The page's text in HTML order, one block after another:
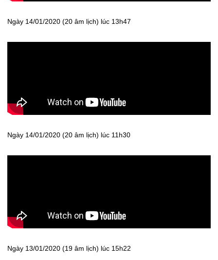
Ngày 14/01/2020 (20 âm lịch) lúc 13h47
Ngày 14/01/2020 (20 âm lịch) lúc 11h30
Ngày 13/01/2020 (19 âm lịch) lúc 15h22